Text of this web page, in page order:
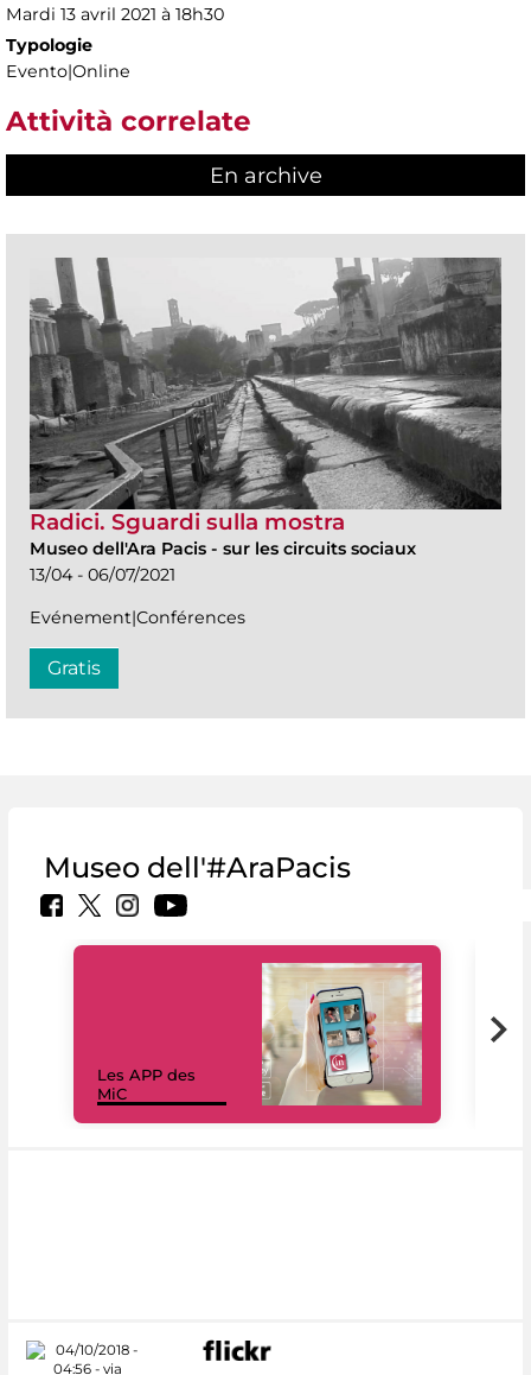
Mardi 13 avril 2021 à 18h30
Typologie
Evento|Online
Attività correlate
En archive
Radici. Sguardi sulla mostra
Museo dell'Ara Pacis - sur les circuits sociaux
13/04 - 06/07/2021
Evénement|Conférences
Gratis
Museo dell'#AraPacis
Les APP des
MiC